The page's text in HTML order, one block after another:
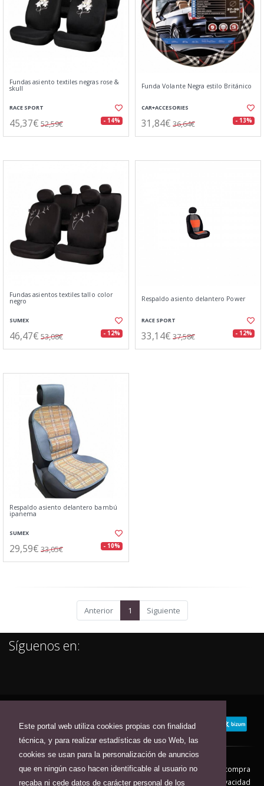
Este portal web utiliza cookies propias con finalidad
técnica, y para realizar estadísticas de uso Web, las
cookies se usan para la personalización de anuncios
que en ningún caso hacen identificable al usuario no
recaba ni cede datos de carácter personal de los
Fundas asiento textiles negras rose &
skull
RACE SPORT
45,37€ 52,59€ - 14%
Funda Volante Negra estilo Británico
CAR+ACCESORIES
31,84€ 36,64€ - 13%
Fundas asientos textiles tallo color
negro
SUMEX
46,47€ 53,08€ - 12%
Respaldo asiento delantero Power
RACE SPORT
33,14€ 37,58€ - 12%
Respaldo asiento delantero bambú
ipanema
SUMEX
29,59€ 33,05€ - 10%
Anterior 1 Siguiente
Síguenos en:
Contacto Aviso Legal
Condiciones de compra
Política de envíos
Política de devolución Política de Privacidad